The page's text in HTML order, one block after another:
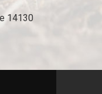
14130